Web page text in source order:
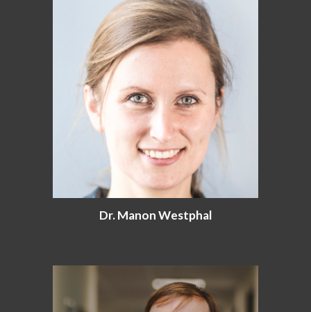
Dr. Manon Westphal